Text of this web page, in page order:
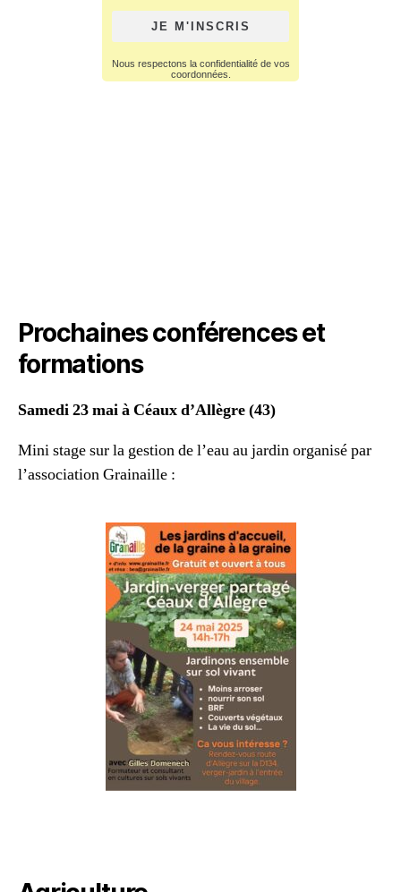
Prochaines conférences et
formations
Samedi 23 mai à Céaux d’Allègre (43)
Mini stage sur la gestion de l’eau au jardin organisé par
l’association Grainaille :